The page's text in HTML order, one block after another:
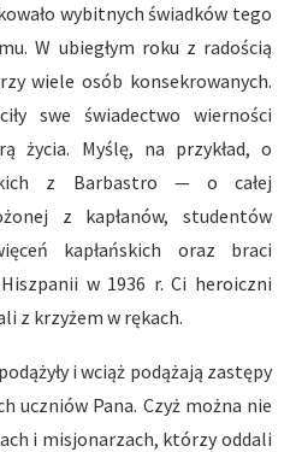
wybitnych świadków tego
W ubiegłym roku z radością
wiele osób konsekrowanych.
swe świadectwo wierności
życia. Myślę, na przykład, o
z Barbastro — o całej
z kapłanów, studentów
kapłańskich oraz braci
w 1936 r. Ci heroiczni
z krzyżem w rękach.
i wciąż podążają zastępy
uczniów Pana. Czyż można nie
i misjonarzach, którzy oddali